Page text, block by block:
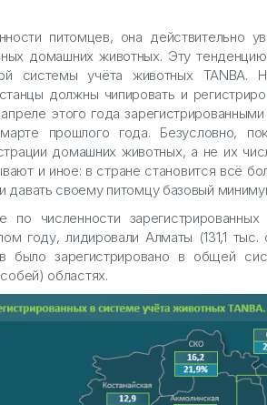
питомцев, она действительно
домашних животных. Эту
системы учёта животных TANBA.
должны чипировать и
этого года
прошлого года. Безусловно,
домашних животных, а не их
и иное: в стране становится всё
давать своему питомцу базовый
по численности
году, лидировали Алматы (131,1 тыс.
было зарегистрировано в общей
областях.